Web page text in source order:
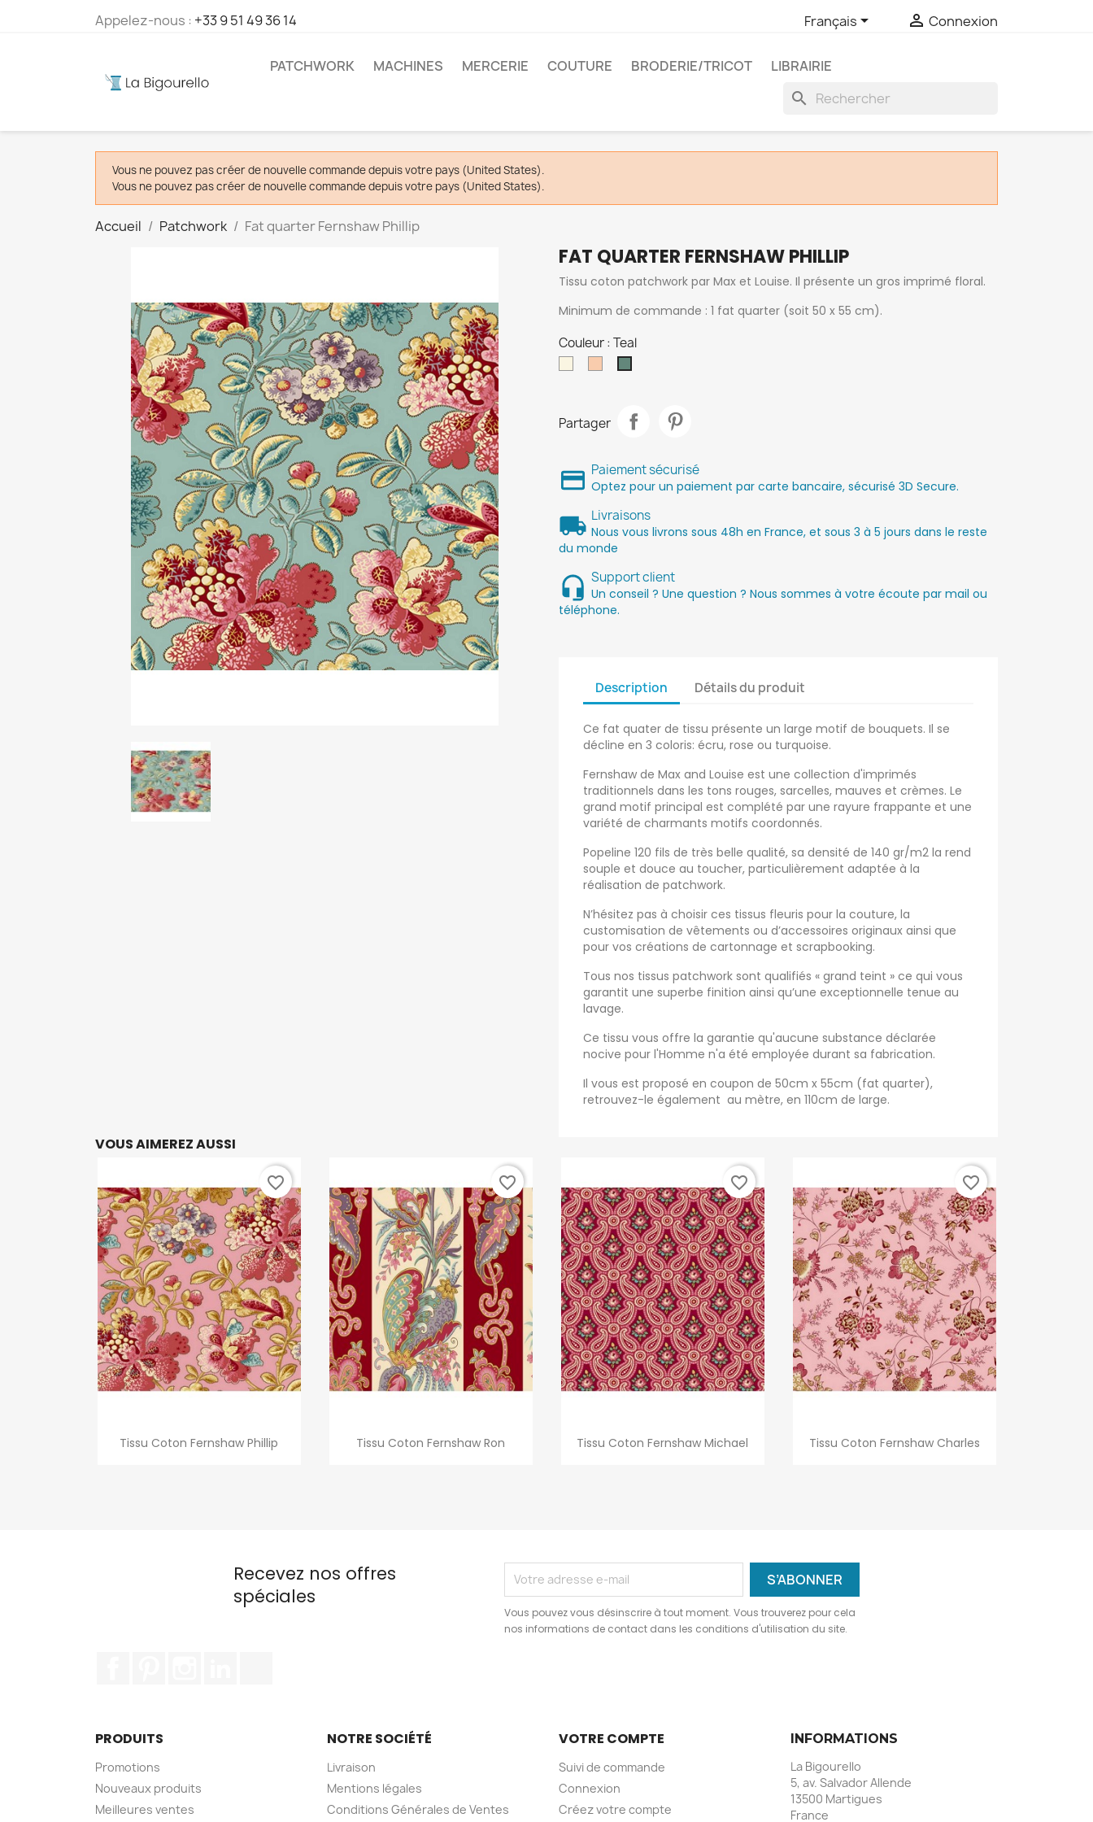
Appelez-nous : +33 9 51 49 36 14 Français  Connexion
PATCHWORK MACHINES MERCERIE COUTURE BRODERIE/TRICOT LIBRAIRIE
search
Vous ne pouvez pas créer de nouvelle commande depuis votre pays (United States).
Vous ne pouvez pas créer de nouvelle commande depuis votre pays (United States).
Accueil Patchwork Fat quarter Fernshaw Phillip
FAT QUARTER FERNSHAW PHILLIP
Tissu coton patchwork par Max et Louise. Il présente un gros imprimé floral.
Minimum de commande : 1 fat quarter (soit 50 x 55 cm).
Couleur : Teal
Partager
Paiement sécurisé
Optez pour un paiement par carte bancaire, sécurisé 3D Secure.
Livraisons
Nous vous livrons sous 48h en France, et sous 3 à 5 jours dans le reste
du monde
Support client
Un conseil ? Une question ? Nous sommes à votre écoute par mail ou
téléphone.
Description Détails du produit
Ce fat quater de tissu présente un large motif de bouquets. Il se
décline en 3 coloris: écru, rose ou turquoise.
Fernshaw de Max and Louise est une collection d'imprimés
traditionnels dans les tons rouges, sarcelles, mauves et crèmes. Le
grand motif principal est complété par une rayure frappante et une
variété de charmants motifs coordonnés.
Popeline 120 fils de très belle qualité, sa densité de 140 gr/m2 la rend
souple et douce au toucher, particulièrement adaptée à la
réalisation de patchwork.
N’hésitez pas à choisir ces tissus fleuris pour la couture, la
customisation de vêtements ou d’accessoires originaux ainsi que
pour vos créations de cartonnage et scrapbooking.
Tous nos tissus patchwork sont qualifiés « grand teint » ce qui vous
garantit une superbe finition ainsi qu’une exceptionnelle tenue au
lavage.
Ce tissu vous offre la garantie qu'aucune substance déclarée
nocive pour l'Homme n'a été employée durant sa fabrication.
Il vous est proposé en coupon de 50cm x 55cm (fat quarter),
retrouvez-le également au mètre, en 110cm de large.
VOUS AIMEREZ AUSSI
Aperçu rapide
Tissu Coton Fernshaw Phillip
favorite_border
Aperçu rapide
Tissu Coton Fernshaw Ron
favorite_border
Aperçu rapide
Tissu Coton Fernshaw Michael
favorite_border
Aperçu rapide
Tissu Coton Fernshaw Charles
favorite_border
Recevez nos offres
spéciales
Vous pouvez vous désinscrire à tout moment. Vous trouverez pour cela
nos informations de contact dans les conditions d'utilisation du site.
PRODUITS
Promotions
Nouveaux produits
Meilleures ventes
NOTRE SOCIÉTÉ
Livraison
Mentions légales
Conditions Générales de Ventes
VOTRE COMPTE
Suivi de commande
Connexion
Créez votre compte
INFORMATIONS
La Bigourello
5, av. Salvador Allende
13500 Martigues
France